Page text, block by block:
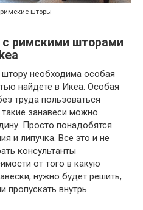
шторы
с римскими шторами
Ikea
необходима особая
найдете в Икеа. Особая
труда пользоваться
занавеси можно
Просто понадобятся
и липучка. Все это и не
консультанты
от того в какую
нужно будет решить,
пропускать внутрь.